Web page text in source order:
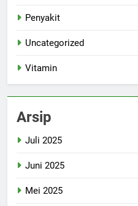
Penyakit
Uncategorized
Vitamin
Arsip
Juli 2025
Juni 2025
Mei 2025